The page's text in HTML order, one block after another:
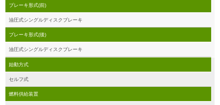
ブレーキ形式(前)
油圧式シングルディスクブレーキ
ブレーキ形式(後)
油圧式シングルディスクブレーキ
始動方式
セルフ式
燃料供給装置